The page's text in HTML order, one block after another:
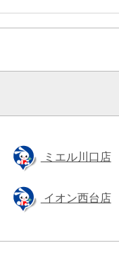
ミエル川口店
イオン西台店